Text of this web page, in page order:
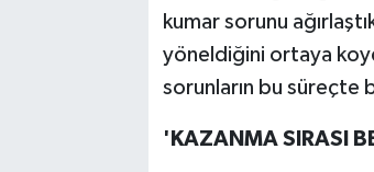
kumar sorunu
yöneldiğini ortaya
sorunların bu
'KAZANMA SIRASI